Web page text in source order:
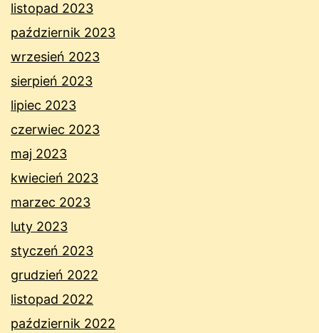
listopad 2023
październik 2023
wrzesień 2023
sierpień 2023
lipiec 2023
czerwiec 2023
maj 2023
kwiecień 2023
marzec 2023
luty 2023
styczeń 2023
grudzień 2022
listopad 2022
październik 2022